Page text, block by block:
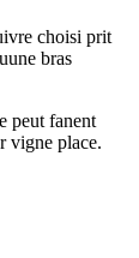
choisi prit
bras
peut fanent
vigne place.